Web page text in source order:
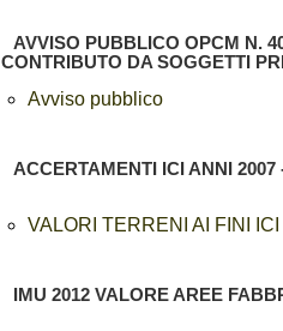
AVVISO PUBBLICO OPCM N.
CONTRIBUTO DA SOGGETTI
Avviso pubblico
ACCERTAMENTI ICI ANNI 2007
VALORI TERRENI AI FINI
IMU 2012 VALORE AREE